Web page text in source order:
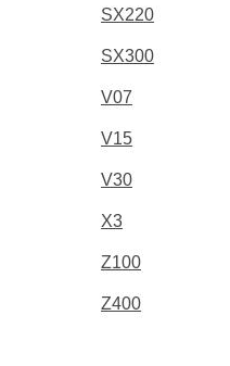
SX220
SX300
V07
V15
V30
X3
Z100
Z400